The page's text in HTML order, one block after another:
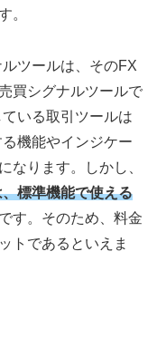
。
ツールは、そのFX
買シグナルツールで
いる取引ツールは
機能やインジケー
なります。しかし、
標準機能で使える
す。そのため、料金
トであるといえま